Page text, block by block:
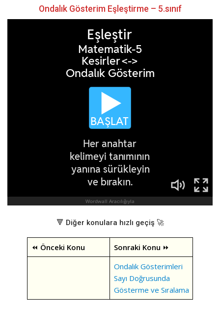
Ondalık Gösterim Eşleştirme – 5.sınıf
🔻 Diğer konulara hızlı geçiş 🚀
⏪ Önceki Konu Sonraki Konu ⏩
Ondalık Gösterimleri
Sayı Doğrusunda
Gösterme ve Sıralama